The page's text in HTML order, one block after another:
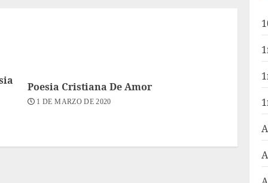
Poesia Cristiana De Amor
1 DE MARZO DE 2020